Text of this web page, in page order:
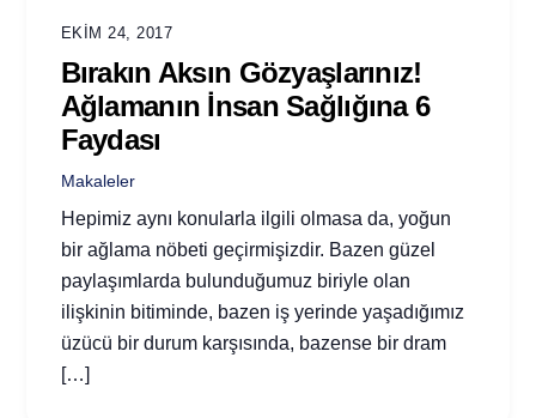
EKIM 24, 2017
Bırakın Aksın Gözyaşlarınız!
Ağlamanın İnsan Sağlığına 6
Faydası
Makaleler
Hepimiz aynı konularla ilgili olmasa da, yoğun
bir ağlama nöbeti geçirmişizdir. Bazen güzel
paylaşımlarda bulunduğumuz biriyle olan
ilişkinin bitiminde, bazen iş yerinde yaşadığımız
üzücü bir durum karşısında, bazense bir dram
[…]